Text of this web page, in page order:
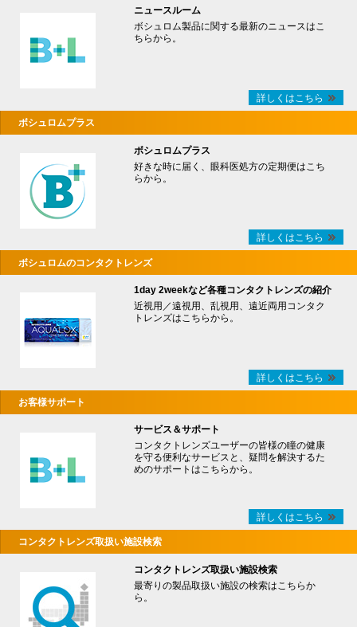
ニュースルーム
ボシュロム製品に関する最新のニュースはこ
ちらから。
詳しくはこちら
ボシュロムプラス
ボシュロムプラス
好きな時に届く、眼科医処方の定期便はこち
らから。
詳しくはこちら
ボシュロムのコンタクトレンズ
1day 2weekなど各種コンタクトレンズの紹介
近視用／遠視用、乱視用、遠近両用コンタク
トレンズはこちらから。
詳しくはこちら
お客様サポート
サービス＆サポート
コンタクトレンズユーザーの皆様の瞳の健康
を守る便利なサービスと、疑問を解決するた
めのサポートはこちらから。
詳しくはこちら
コンタクトレンズ取扱い施設検索
コンタクトレンズ取扱い施設検索
最寄りの製品取扱い施設の検索はこちらか
ら。